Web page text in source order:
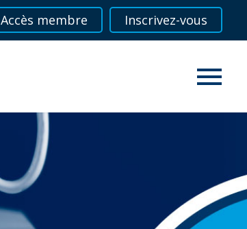
Accès membre Inscrivez-vous